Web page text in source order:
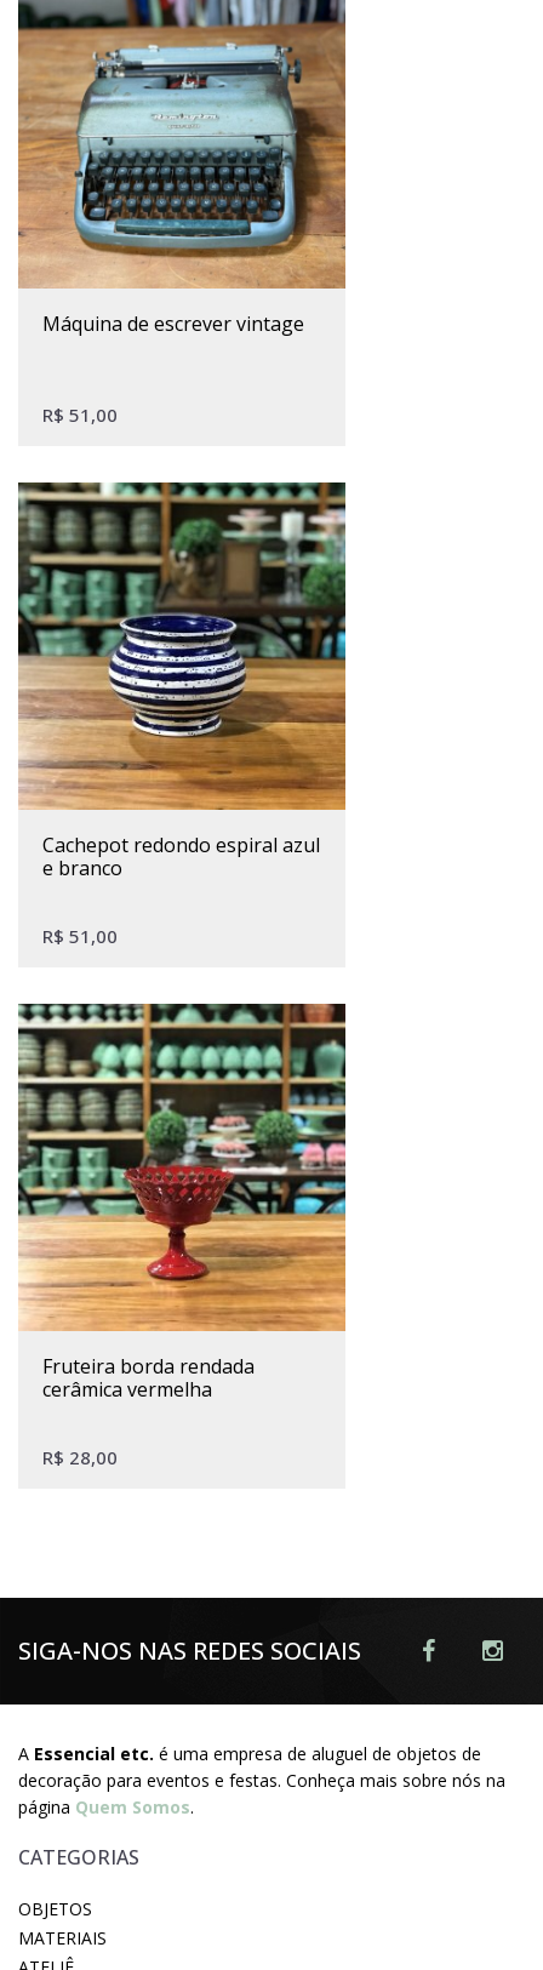
máquina de escrever vintage
R$ 51,00
cachepot redondo espiral azul
e branco
R$ 51,00
fruteira borda rendada
cerâmica vermelha
R$ 28,00
SIGA-NOS NAS REDES SOCIAIS
A Essencial etc. é uma empresa de aluguel de objetos de
decoração para eventos e festas. Conheça mais sobre nós na
página Quem Somos.
CATEGORIAS
OBJETOS
MATERIAIS